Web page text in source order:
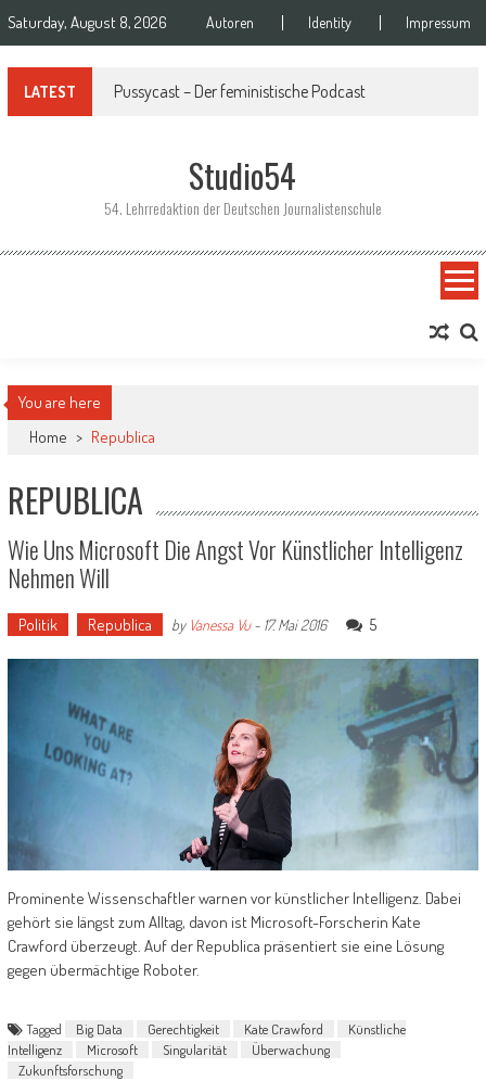
Skip to content
Saturday, August 8, 2026 Autoren Identity Impressum
LATEST Podcast | Remix – Das Magazin für Netzkultur | Pilotfolge
Studio54
54. Lehrredaktion der Deutschen Journalistenschule
You are here
Home > Republica
REPUBLICA
Wie Uns Microsoft Die Angst Vor Künstlicher Intelligenz
Nehmen Will
Politik Republica by Vanessa Vu- 17. Mai 2016 5
Prominente Wissenschaftler warnen vor künstlicher Intelligenz. Dabei
gehört sie längst zum Alltag, davon ist Microsoft-Forscherin Kate
Crawford überzeugt. Auf der Republica präsentiert sie eine Lösung
gegen übermächtige Roboter.
Tagged Big Data Gerechtigkeit Kate Crawford
Künstliche
Intelligenz
Microsoft Singularität
Überwachung
Zukunftsforschung